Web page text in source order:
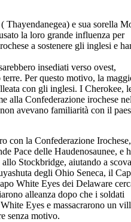
Thayendanegea) e sua sorella
la loro grande influenza per
a sostenere gli inglesi e
insediati verso ovest,
Per questo motivo, la
con gli inglesi. I Cherokee,
alla Confederazione irochese
avevano familiarità con il
con la Confederazione Irochese,
Pace delle Haudenosaunee, e
Stockbridge, aiutando a
degli Ohio Seneca, il
White Eyes dei Delaware
alleanza dopo che i soldati
Eyes e massacrarono un
senza motivo.